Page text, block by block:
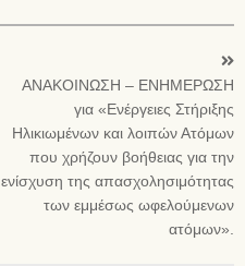
ΑΝΑΚΟΙΝΩΣΗ – ΕΝΗΜΕΡΩΣΗ
για «Ενέργειες Στήριξης
Ηλικιωμένων και λοιπών Ατόμων
που χρήζουν βοήθειας για την
ενίσχυση της απασχολησιμότητας
των εμμέσως ωφελούμενων
ατόμων».